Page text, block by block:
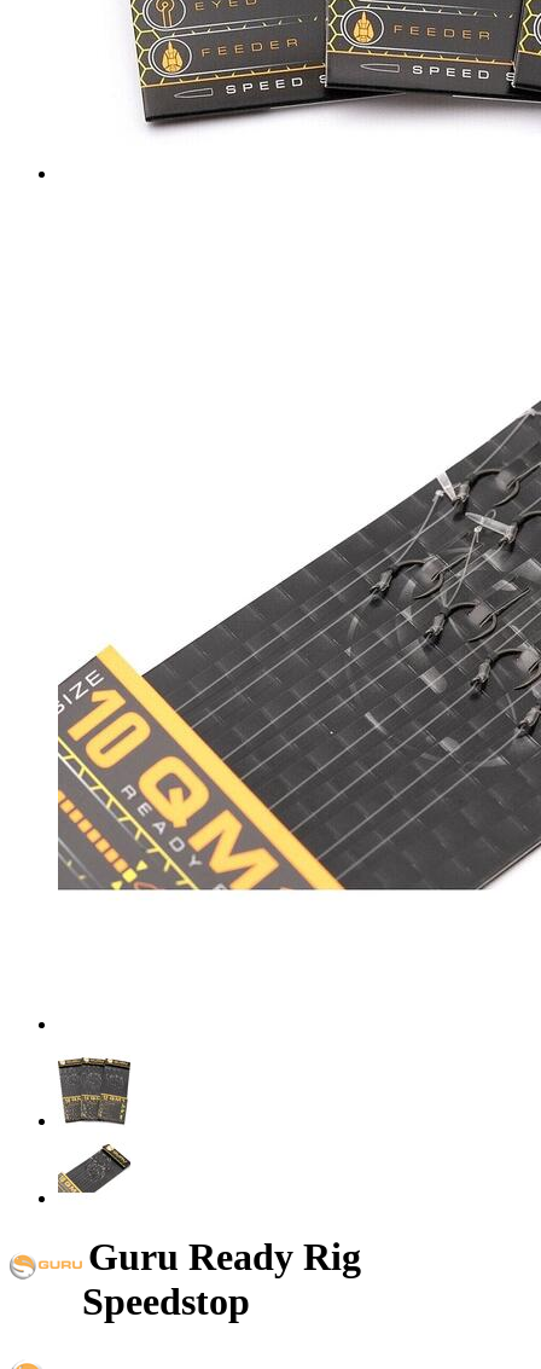
Guru Ready Rig
Speedstop